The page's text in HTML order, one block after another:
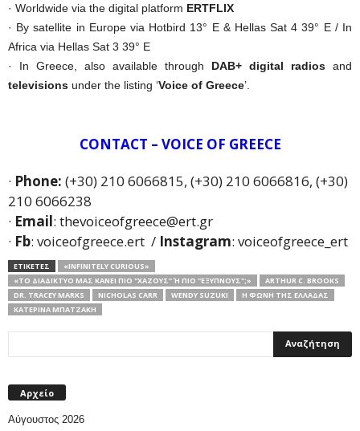
· Worldwide via the digital platform ERTFLIX
· By satellite in Europe via Hotbird 13° E & Hellas Sat 4 39° E / In
Africa via Hellas Sat 3 39° E
· In Greece, also available through DAB+ digital radios and
televisions under the listing ‘Voice of Greece’.
CONTACT – VOICE OF GREECE
· Phone: (+30) 210 6066815, (+30) 210 6066816, (+30)
210 6066238
· Email: thevoiceofgreece@ert.gr
· Fb: voiceofgreece.ert / Instagram: voiceofgreece_ert
ΕΤΙΚΕΤΕΣ
«INFINITELY CURIOUS»
«ΤΟ ΔΙΑΔΊΚΤΥΟ ΜΆΣ ΚΆΝΕΙ ΠΙΟ "ΧΑΖΟΎΣ" Ή ΠΙΟ "ΈΞΥΠΝΟΥΣ";»
ARTHUR C. BROOKS
DR. TRACEY MARKS
NICHOLAS CARR WENDY SUZUKI
Η ΦΩΝΗ ΤΗΣ ΕΛΛΑΔΑΣ
ΚΑΤΕΡΊΝΑ ΜΠΑΤΖΆΚΗ
Αρχείο
Αύγουστος 2026